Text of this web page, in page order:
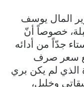
المال يوسف
خصوصاً أنّ
جدّاً من أدائه
سعر صرف
الى ١٥ ألف ليرة الذي لم يكن بري
وخليل،